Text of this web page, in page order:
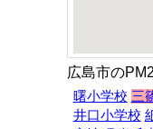
広島市の
曙小学校 三
井口小学校